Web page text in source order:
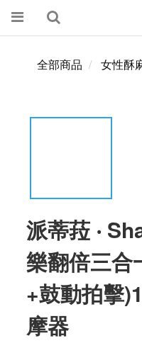
全部商品 女性酥
派蒂菈 ‧
樂翻倍三合
+鼓動拍擊
摩器